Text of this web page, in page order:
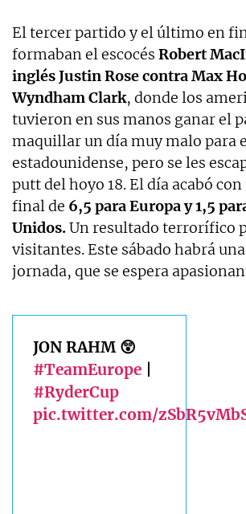
El tercer partido y el último en
formaban el escocés Robert
inglés Justin Rose contra Max
Wyndham Clark, donde los
tuvieron en sus manos ganar el
maquillar un día muy malo para
estadounidense, pero se les
putt del hoyo 18. El día acabó
final de 6,5 para Europa y 1,5
Unidos.Un resultado terrorífico
visitantes. Este sábado habrá
jornada, que se espera
JON RAHM 😲
#TeamEurope
#RyderCup
pic.twitter.com/